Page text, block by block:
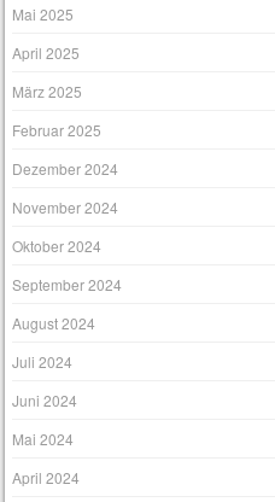
Mai 2025
April 2025
März 2025
Februar 2025
Dezember 2024
November 2024
Oktober 2024
September 2024
August 2024
Juli 2024
Juni 2024
Mai 2024
April 2024